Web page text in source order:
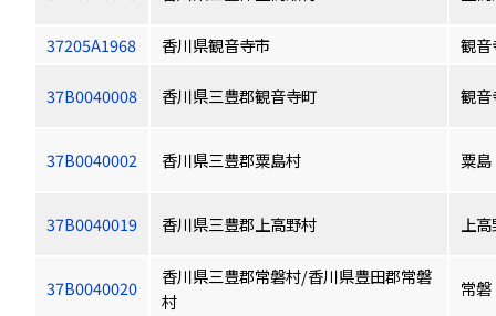
37205A1968 香川県観音寺市 観音
37B0040008 香川県三豊郡観音寺町 観音
37B0040002 香川県三豊郡粟島村 粟島
37B0040019 香川県三豊郡上高野村 上
37B0040020
香川県三豊郡常磐村/香川県豊田郡常磐
村
常磐